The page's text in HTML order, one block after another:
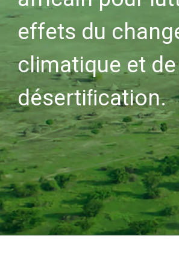
effets du
climatique et
désertiﬁcation.